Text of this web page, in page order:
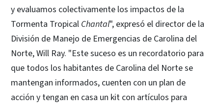
y evaluamos colectivamente los impactos de la
Tormenta Tropical Chantal", expresó el director de la
División de Manejo de Emergencias de Carolina del
Norte, Will Ray. "Este suceso es un recordatorio para
que todos los habitantes de Carolina del Norte se
mantengan informados, cuenten con un plan de
acción y tengan en casa un kit con artículos para